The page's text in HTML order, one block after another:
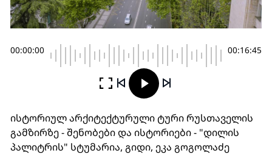
00:00:00 00:16:45
ისტორიულ არქიტექტურული ტური რუსთაველის
გამზირზე - შენობები და ისტორიები - "დილის
პალიტრის" სტუმარია, გიდი, ეკა გოგოლაძე